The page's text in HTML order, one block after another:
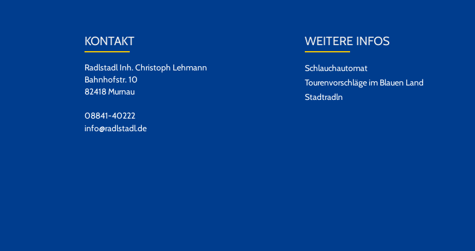
KONTAKT
Radlstadl Inh. Christoph Lehmann
Bahnhofstr. 10
82418 Murnau
08841-40222
info@radlstadl.de
WEITERE INFOS
Schlauchautomat
Tourenvorschläge im Blauen Land
Stadtradln